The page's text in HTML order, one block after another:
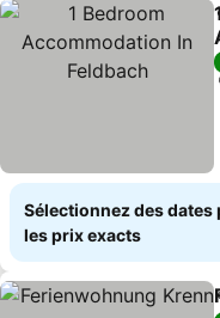
Sélectionnez des dates
les prix exacts